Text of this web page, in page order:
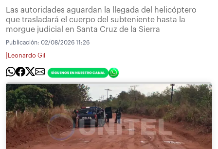
Las autoridades aguardan la llegada del helicóptero
que trasladará el cuerpo del subteniente hasta la
morgue judicial en Santa Cruz de la Sierra
Publicación: 02/08/2026 11:26
Leonardo Gil